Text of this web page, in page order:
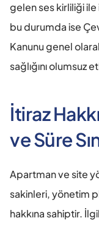
gelen ses kirliliği
bu durumda ise
Kanunu genel
sağlığını olumsuz
İtiraz
ve Süre
Apartman ve site
sakinleri, yönetim
hakkına sahiptir.